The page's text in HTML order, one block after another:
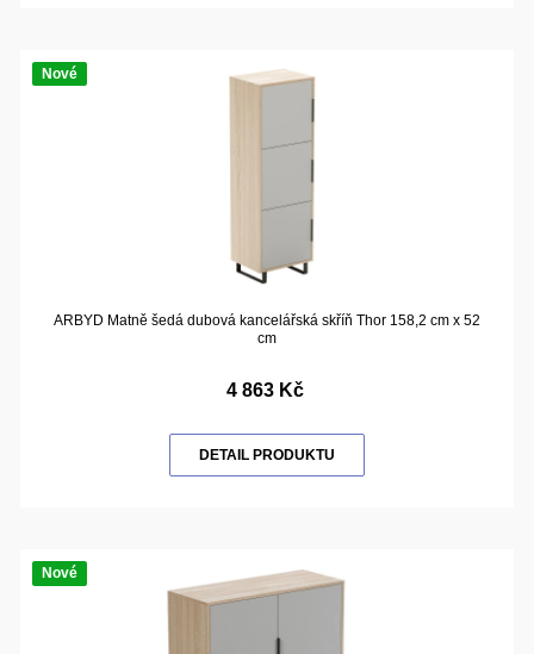
Nové
ARBYD Matně šedá dubová kancelářská skříň Thor 158,2 cm x 52
cm
4 863 Kč
DETAIL PRODUKTU
Nové